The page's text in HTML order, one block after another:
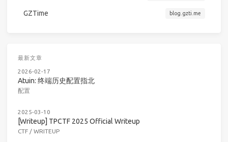
GZTime blog.gzti.me
最新文章
2026-02-17
Atuin: 终端历史配置指北
配置
2025-03-10
[Writeup] TPCTF 2025 Official Writeup
CTF / WRITEUP